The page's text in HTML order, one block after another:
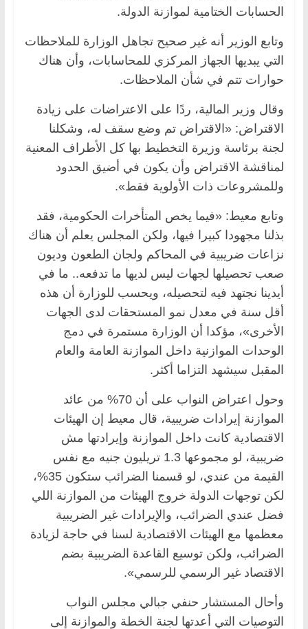
الحسابات الختامية لموازنة الدولة.
وتابع الوزير أنه غير صحيح تجاهل الوزارة للملاحظات
التي يبديها الجهاز المركزي للمحاسابات، وأن هناك
حوارات تتم في شأن الملاحظات.
وقال وزير المالية، ردًا على الاعتراضات على زيادة
الاقتراض: «الاقتراض تم وضع سقف له، وشكلنا
لجنة برئاسة وزيرة التخطيط بها كل الأطراف المعنية
لمناقشة الاقتراض وأن يكون في أضيق الحدود
وللمشروعات ذات الأولوية فقط».
وتابع معيط: «فيما يخص المتأخرات الحكومية، فقد
بذلنا مجهودا كبيرا فيها، ولكن المجلس يعلم أن هناك
نزاعات ضريبية في المحاكم ولجان الطعون وديون
صعب تحصيلها لجهات ليس لديها ما تدفعه.. ما في
أيدينا نجتهد فيه لتحصيله، ويحسب للوزارة أن هذه
أقل سنة في معدل نمو المستحقات لدى الجهات
الأخرى»، مؤكدا أن الوزارة مستمرة في دمج
الوحدات الموازنية داخل الموازنة العامة والعام
المقبل سيشهد التزاما أكثر.
وحول اعتراض النواب على أن 70% من عائد
الموازنة إيرادات ضريبية، قال معيط إن الهيئات
الاقتصادية كانت داخل الموازنة وإيرادتها مش
ضريبية، لو مجموعها 1.3 تريليون جنيه مع نفس
القيمة من عندي، لو قسمنا الضرائب ستكون 35%،
لكن توجهات الدولة خروج الهيئات من الموازنة اللي
فضل عندي الضرائب، والإيرادات غير الضريبية
معظمها مع الهيئات الاقتصادية لسنا في حاجة لزيادة
الضرائب، ولكن توسيع القاعدة الضريبية بضم
الاقتصاد غير الرسمي للرسمي».
وأحال المستشار حنفي جبالي مجلس النواب
التوصيات التي أعدتها لجنة الخطة والموازنة إلى